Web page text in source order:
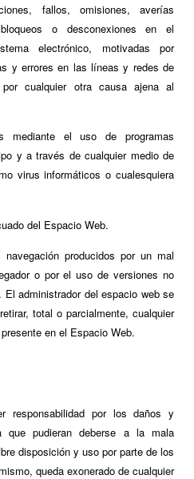
fallos, omisiones, averías
o desconexiones en el
electrónico, motivadas por
y errores en las líneas y redes de
por cualquier otra causa ajena al
mediante el uso de programas
y a través de cualquier medio de
virus informáticos o cualesquiera
del Espacio Web.
producidos por un mal
o por el uso de versiones no
administrador del espacio web se
total o parcialmente, cualquier
en el Espacio Web.
responsabilidad por los daños y
que pudieran deberse a la mala
disposición y uso por parte de los
queda exonerado de cualquier